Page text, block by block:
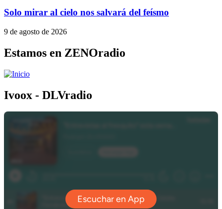
Solo mirar al cielo nos salvará del feísmo
9 de agosto de 2026
Estamos en ZENOradio
Ivoox - DLVradio